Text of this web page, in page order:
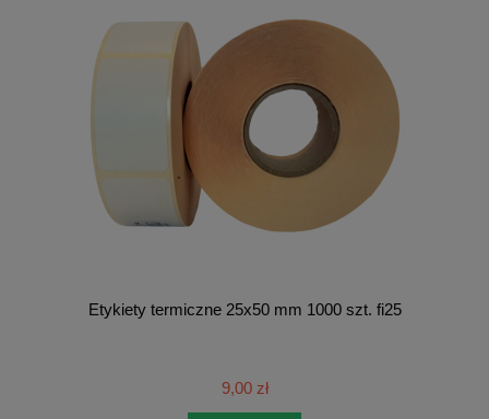
Etykiety termiczne 25x50 mm 1000 szt. fi25
9,00 zł